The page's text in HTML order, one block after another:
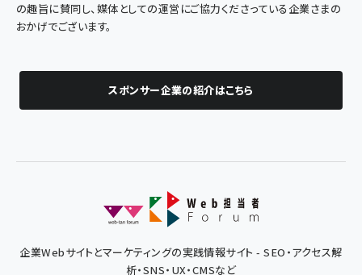
の趣旨に賛同し、媒体としての運営にご協力くださっている企業さまの
おかげでございます。
スポンサー企業の紹介はこちら
企業Webサイトとマーケティングの実践情報サイト - SEO・アクセス解
析・SNS・UX・CMSなど